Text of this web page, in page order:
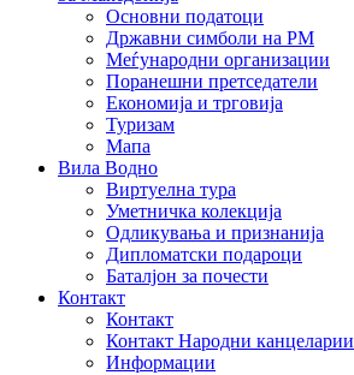
Основни податоци
Државни симболи на РМ
Меѓународни организации
Поранешни претседатели
Економија и трговија
Туризам
Мапа
Вила Водно
Виртуелна тура
Уметничка колекција
Одликувања и признанија
Дипломатски подароци
Баталјон за почести
Контакт
Контакт
Контакт Народни канцеларии
Информации